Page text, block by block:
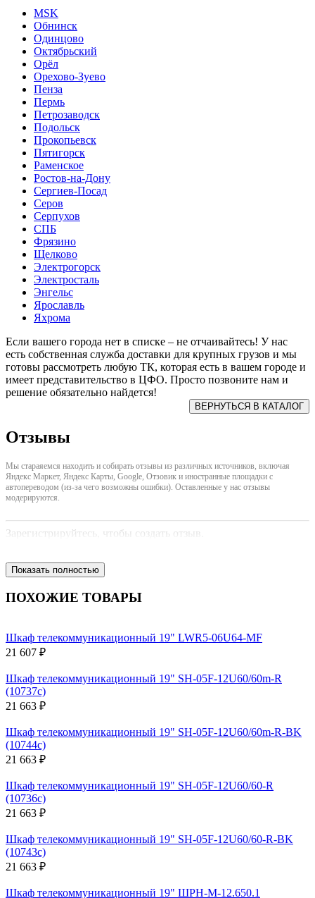
MSK
Обнинск
Одинцово
Октябрьский
Орёл
Орехово-Зуево
Пенза
Пермь
Петрозаводск
Подольск
Прокопьевск
Пятигорск
Раменское
Ростов-на-Дону
Сергиев-Посад
Серов
Серпухов
СПБ
Фрязино
Щелково
Электрогорск
Электросталь
Энгельс
Ярославль
Яхрома
Если вашего города нет в списке – не отчаивайтесь! У нас
есть собственная служба доставки для крупных грузов и мы
готовы рассмотреть любую ТК, которая есть в вашем городе и
имеет представительство в ЦФО. Просто позвоните нам и
решение обязательно найдется!
Отзывы
Мы стараяемся находить и собирать отзывы из различных источников, включая
Яндекс Маркет, Яндекс Карты, Google, Отзовик и иностранные площадки с
автопереводом (из-за чего возможны ошибки). Оставленные у нас отзывы
модерируются.
Зарегистрируйтесь, чтобы создать отзыв.
Показать полностью
ПОХОЖИЕ ТОВАРЫ
Шкаф телекоммуникационный 19" LWR5-06U64-MF
21 607 ₽
Шкаф телекоммуникационный 19" SH-05F-12U60/60m-R
(10737c)
21 663 ₽
Шкаф телекоммуникационный 19" SH-05F-12U60/60m-R-BK
(10744c)
21 663 ₽
Шкаф телекоммуникационный 19" SH-05F-12U60/60-R
(10736c)
21 663 ₽
Шкаф телекоммуникационный 19" SH-05F-12U60/60-R-BK
(10743c)
21 663 ₽
Шкаф телекоммуникационный 19" ШРН-М-12.650.1